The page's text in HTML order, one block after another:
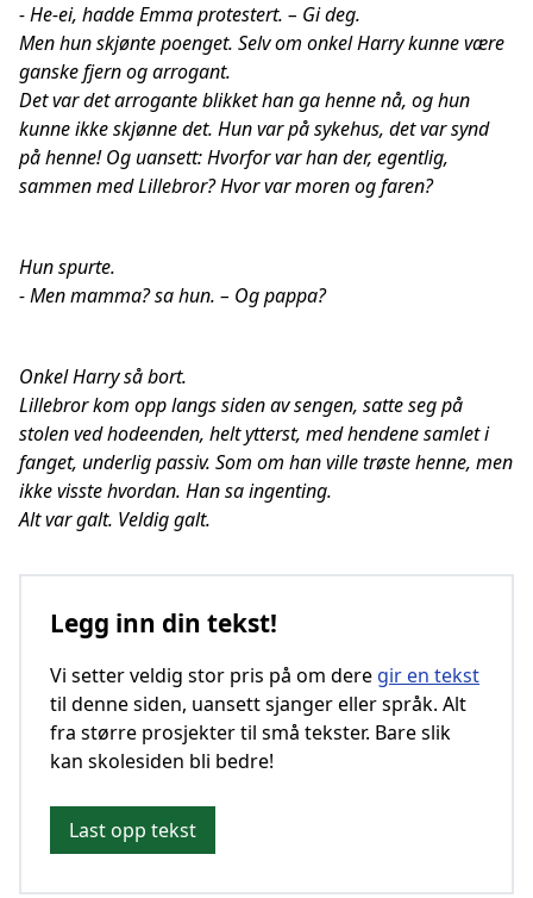
- He-ei, hadde Emma protestert. – Gi deg.
Men hun skjønte poenget. Selv om onkel Harry kunne være
ganske fjern og arrogant.
Det var det arrogante blikket han ga henne nå, og hun
kunne ikke skjønne det. Hun var på sykehus, det var synd
på henne! Og uansett: Hvorfor var han der, egentlig,
sammen med Lillebror? Hvor var moren og faren?
Hun spurte.
- Men mamma? sa hun. – Og pappa?
Onkel Harry så bort.
Lillebror kom opp langs siden av sengen, satte seg på
stolen ved hodeenden, helt ytterst, med hendene samlet i
fanget, underlig passiv. Som om han ville trøste henne, men
ikke visste hvordan. Han sa ingenting.
Alt var galt. Veldig galt.
Legg inn din tekst!
Vi setter veldig stor pris på om dere gir en tekst
til denne siden, uansett sjanger eller språk. Alt
fra større prosjekter til små tekster. Bare slik
kan skolesiden bli bedre!
Last opp tekst